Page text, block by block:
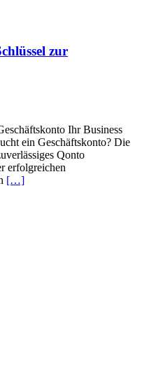
zur
Ihr Business
ein Geschäftskonto? Die
Qonto
erfolgreichen
[…]